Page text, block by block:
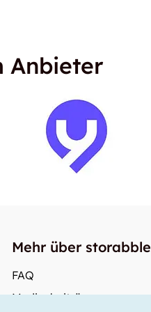
Anbieter
Mehr über storabble
FAQ
Medienbeiträge